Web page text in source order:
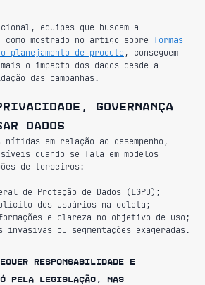
equipes que buscam a
mostrado no artigo sobre formas
planejamento de produto , conseguem
o impacto dos dados desde a
das campanhas.
governança
dados
nítidas em relação ao desempenho,
quando se fala em modelos
de terceiros:
de Proteção de Dados (LGPD);
dos usuários na coleta;
e clareza no objetivo de uso;
invasivas ou segmentações exageradas.
responsabilidade e
pela legislação, mas